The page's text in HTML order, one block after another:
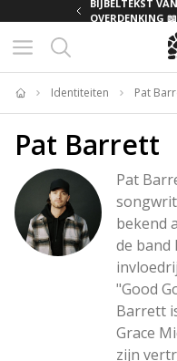
BIJBELTEKST
OVERDENKING 📖
Home
Identiteiten Pat
Pat Barrett
Pat
bekend
de band
"Good
Barrett
Grace
zijn